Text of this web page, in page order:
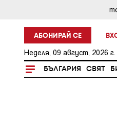
АБОНИРАЙ СЕ
Неделя, 09 август, 2026 г.
БЪЛГАРИЯ СВЯТ